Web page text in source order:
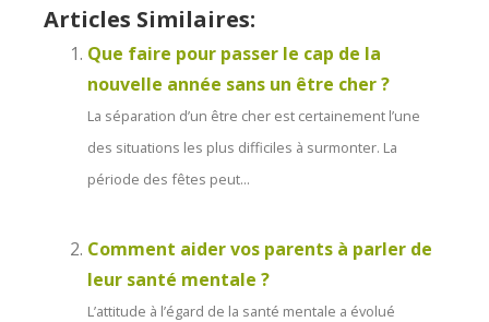
Articles Similaires:
Que faire pour passer le cap de la
nouvelle année sans un être cher ?
La séparation d’un être cher est certainement l’une
des situations les plus difficiles à surmonter. La
période des fêtes peut...
Comment aider vos parents à parler de
leur santé mentale ?
L’attitude à l’égard de la santé mentale a évolué